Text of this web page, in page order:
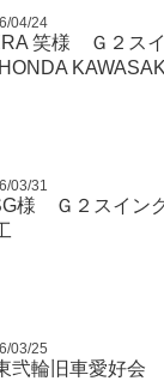
04/24
笑様 Ｇ２ス
03/31
様 Ｇ２スイン
03/25
弐輪旧車愛好